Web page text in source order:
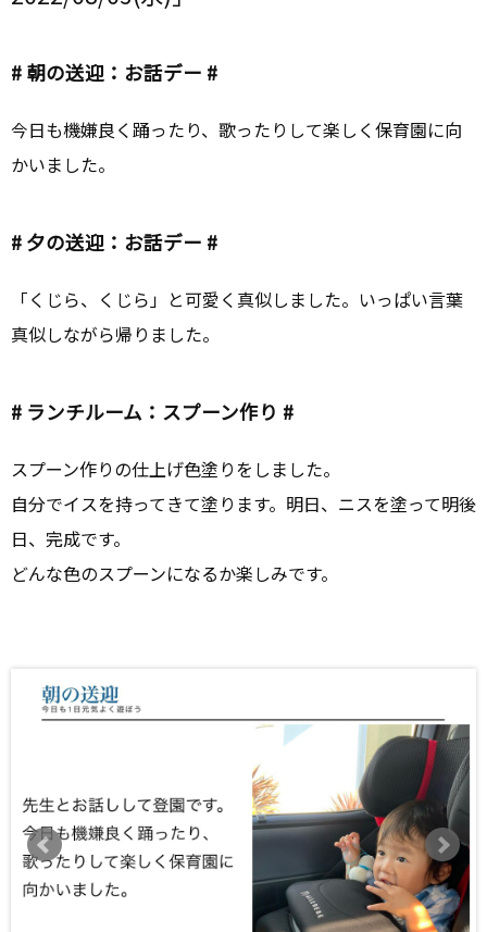
# 朝の送迎：お話デー #
今日も機嫌良く踊ったり、歌ったりして楽しく保育園に向
かいました。
# 夕の送迎：お話デー #
「くじら、くじら」と可愛く真似しました。いっぱい言葉
真似しながら帰りました。
# ランチルーム：スプーン作り #
スプーン作りの仕上げ色塗りをしました。
自分でイスを持ってきて塗ります。明日、ニスを塗って明後
日、完成です。
どんな色のスプーンになるか楽しみです。